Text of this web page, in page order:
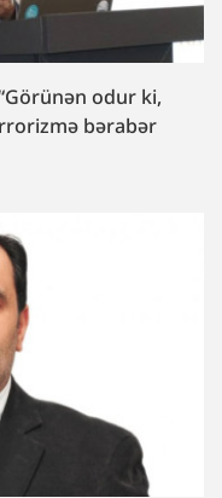
odur ki,
bərabər